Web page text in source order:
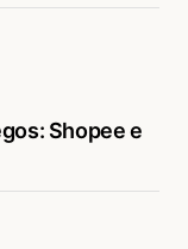
Shopee e